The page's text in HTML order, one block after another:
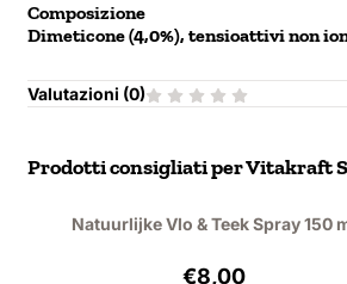
Composizione
Dimeticone (4,0%), tensioattivi non
Valutazioni (0)
Prodotti consigliati perVitakraft
Natuurlijke Vlo & Teek Spray 150
Prezzo: 8,00,
€8,00